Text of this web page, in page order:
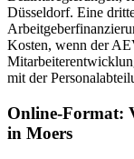
Düsseldorf. Eine
Kosten, wenn der
mit der
Online-Format:
in Moers